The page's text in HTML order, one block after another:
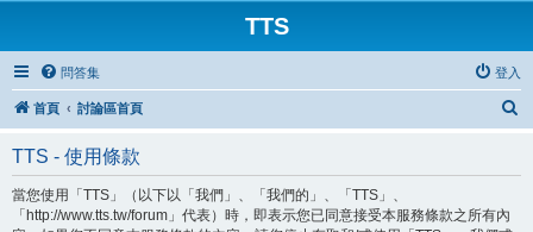
TTS
問答集 登入
首頁 討論區首頁
TTS - 使用條款
當您使用「TTS」（以下以「我們」、「我們的」、「TTS」、
「http://www.tts.tw/forum」代表）時，即表示您已同意接受本服務條款之所有內